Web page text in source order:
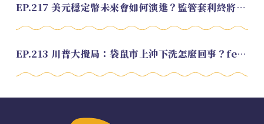
EP.217 美元穩定幣未來會如何演進？監管套利終將收斂？feat. 研究員 余哲安
EP.213 川普大攪局：袋鼠市上沖下洗怎麼回事？feat. Alvin